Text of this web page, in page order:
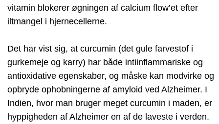
vitamin blokerer øgningen af calcium flow’et efter
iltmangel i hjernecellerne.
Det har vist sig, at curcumin (det gule farvestof i
gurkemeje og karry) har både intiinflammariske og
antioxidative egenskaber, og måske kan modvirke og
opbryde ophobningerne af amyloid ved Alzheimer. I
Indien, hvor man bruger meget curcumin i maden, er
hyppigheden af Alzheimer en af de laveste i verden.